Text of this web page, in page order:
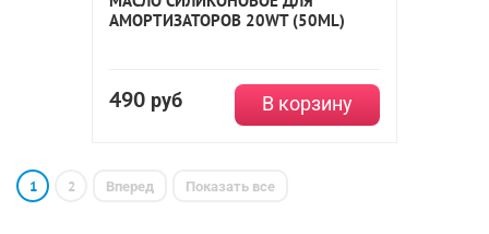
АМОРТИЗАТОРОВ 20WT (50ML)
490 руб В корзину
1 2 Вперед Показать все